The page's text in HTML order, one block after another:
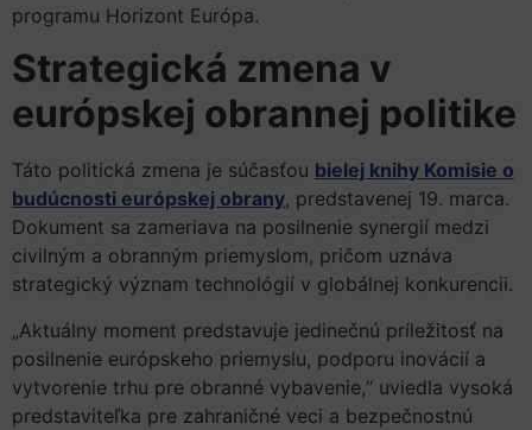
programu Horizont Európa.
Strategická zmena v
európskej obrannej politike
Táto politická zmena je súčasťou bielej knihy Komisie o
budúcnosti európskej obrany, predstavenej 19. marca.
Dokument sa zameriava na posilnenie synergií medzi
civilným a obranným priemyslom, pričom uznáva
strategický význam technológií v globálnej konkurencii.
„Aktuálny moment predstavuje jedinečnú príležitosť na
posilnenie európskeho priemyslu, podporu inovácií a
vytvorenie trhu pre obranné vybavenie,“ uviedla vysoká
predstaviteľka pre zahraničné veci a bezpečnostnú